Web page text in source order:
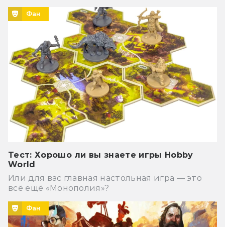
Фан
Тест: Хорошо ли вы знаете игры Hobby
World
Или для вас главная настольная игра — это
всё ещё «Монополия»?
Фан